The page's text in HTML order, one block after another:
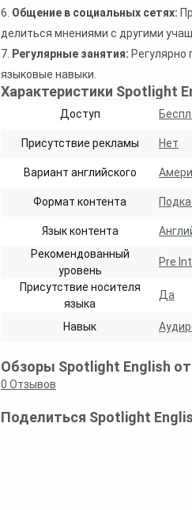
6. Общение в социальных сетях:
делиться мнениями с другими
7. Регулярные занятия:
языковые навыки.
Характеристики Spotlight
Доступ
Присутствие рекламы Нет
Вариант английского
Формат контента
Язык контента
Рекомендованный
уровень
Pre
Присутствие носителя
языка
Да
Навык
Обзоры Spotlight English
0 Отзывов
Поделиться Spotlight